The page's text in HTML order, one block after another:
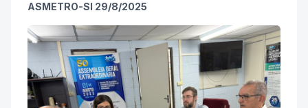
ASMETRO-SI 29/8/2025